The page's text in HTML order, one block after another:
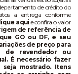
de crédito do
a entrega conforme
aquie confira o valor
de referência de
GO ou DF, e seu
de preço para
de revendedor ou
É necessário fazer
mostrado. Itens